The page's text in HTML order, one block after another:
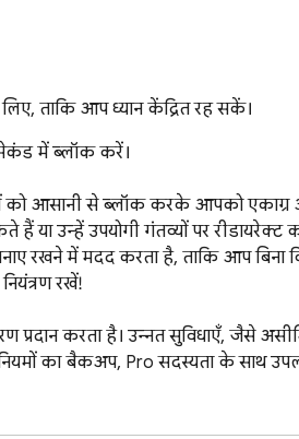
ताकि आप ध्यान केंद्रित रह सकें।
में ब्लॉक करें।
को आसानी से ब्लॉक करके आपको
उन्हें उपयोगी गंतव्यों पर रीडायरेक्ट
रखने में मदद करता है, ताकि आप
रखें!
करता है। उन्नत सुविधाएँ, जैसे
का बैकअप, Pro सदस्यता के साथ